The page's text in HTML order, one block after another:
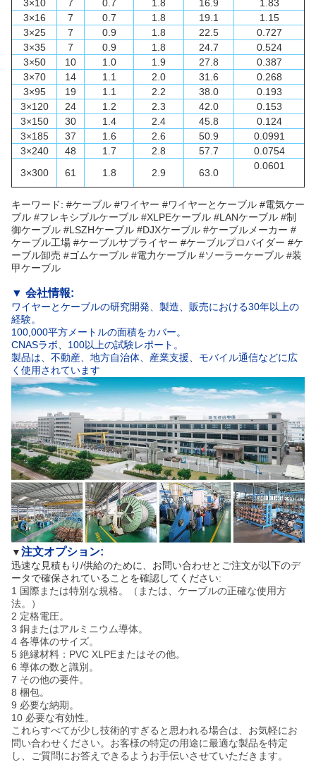
3×10 7 0.7 1.8 16.9
1.83
3×16
7 0.7 1.8 19.1
1.15
3×25
7 0.9 1.8 22.5
0.727
3×35
7 0.9 1.8 24.7
0.524
3×50
10 1.0 1.9 27.8
0.387
3×70
14 1.1 2.0 31.6
0.268
3×95
19 1.1 2.2 38.0
0.193
3×120
24 1.2 2.3 42.0
0.153
3×150
30 1.4 2.4 45.8
0.124
3×185
37 1.6 2.6 50.9
0.0991
3×240
48 1.7 2.8 57.7
0.0754
3×300
61 1.8 2.9 63.0
0.0601
キーワード: #ケーブル #ワイヤー #ワイヤーとケーブル #電気ケー
ブル #フレキシブルケーブル #XLPEケーブル #LANケーブル #制
御ケーブル #LSZHケーブル #DJXケーブル #ケーブルメーカー #
ケーブル工場 #ケーブルサプライヤー #ケーブルプロバイダー #ケ
ーブル卸売 #ゴムケーブル #電力ケーブル #ソーラーケーブル #装
甲ケーブル
▼ 会社情報:
ワイヤーとケーブルの研究開発、製造、販売における30年以上の
経験。
100,000平方メートルの面積をカバー。
CNASラボ、100以上の試験レポート。
製品は、不動産、地方自治体、産業支援、モバイル通信などに広
く使用されています
▼注文オプション:
迅速な見積もり/供給のために、お問い合わせとご注文が以下のデ
ータで確保されていることを確認してください:
1 国際または特別な規格。（または、ケーブルの正確な使用方
法。）
2 定格電圧。
3 銅またはアルミニウム導体。
4 各導体のサイズ。
5 絶縁材料：PVC XLPEまたはその他。
6 導体の数と識別。
7 その他の要件。
8 梱包。
9 必要な納期。
10 必要な有効性。
これらすべてが少し技術的すぎると思われる場合は、お気軽にお
問い合わせください。お客様の特定の用途に最適な製品を特定
し、ご質問にお答えできるようお手伝いさせていただきます。